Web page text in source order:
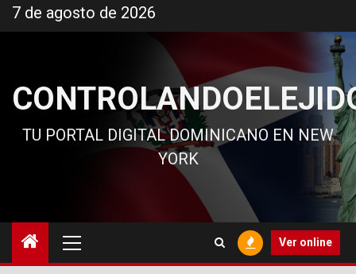
al
7 de agosto de 2026
TU PORTAL DIGITAL DOMINICANO EN NEW
YORK
principal
Ver online